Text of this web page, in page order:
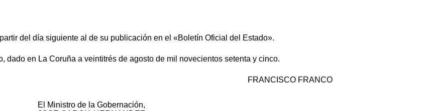
del día siguiente al de su publicación en el «Boletín Oficial del Estado».
dado en La Coruña a veintitrés de agosto de mil novecientos setenta y cinco.
FRANCISCO FRANCO
El Ministro de la Gobernación,